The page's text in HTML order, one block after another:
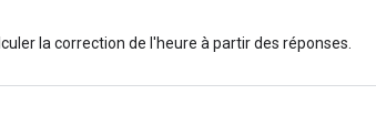
la correction de l'heure à partir des réponses.